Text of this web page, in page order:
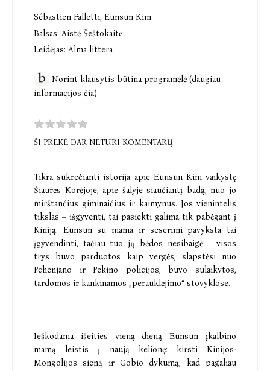
Sébastien Falletti, Eunsun Kim
Balsas: Aistė Šeštokaitė
Leidėjas: Alma littera
Norint klausytis būtinaprogramėlė (daugiau
informacijos čia)
ŠI PREKĖ DAR NETURI KOMENTARŲ
Tikra sukrečianti istorija apie Eunsun Kim vaikystę
Šiaurės Korėjoje, apie šalyje siaučiantį badą, nuo jo
mirštančius giminaičius ir kaimynus. Jos vienintelis
tikslas – išgyventi, tai pasiekti galima tik pabėgant į
Kiniją. Eunsun su mama ir seserimi pavyksta tai
įgyvendinti, tačiau tuo jų bėdos nesibaigė – visos
trys buvo parduotos kaip vergės, slapstėsi nuo
Pchenjano ir Pekino policijos, buvo sulaikytos,
tardomos ir kankinamos „perauklėjimo“ stovyklose.
Ieškodama išeities vieną dieną Eunsun įkalbino
mamą leistis į naują kelionę: kirsti Kinijos-
Mongolijos sieną ir Gobio dykumą, kad pagaliau